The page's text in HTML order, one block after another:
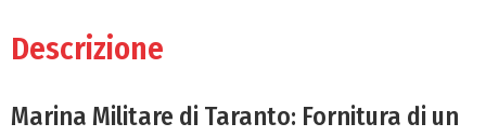
Descrizione
Marina Militare di Taranto: Fornitura di un